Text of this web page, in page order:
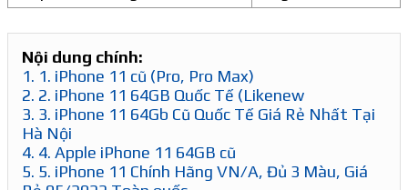
Nội dung chính:
1. 1. iPhone 11 cũ (Pro, Pro Max)
2. 2. iPhone 11 64GB Quốc Tế (Likenew
3. 3. iPhone 11 64Gb Cũ Quốc Tế Giá Rẻ Nhất Tại
Hà Nội
4. 4. Apple iPhone 11 64GB cũ
5. 5. iPhone 11 Chính Hãng VN/A, Đủ 3 Màu, Giá